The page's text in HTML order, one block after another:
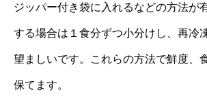
ジッパー付き袋に入れるなどの方法が
する場合は１食分ずつ小分けし、再冷
望ましいです。これらの方法で鮮度、
保てます。